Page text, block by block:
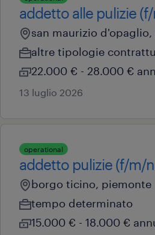
addetto alle pulizie
san maurizio
altre tipologie
22.000 € - 28.000 €
13 luglio 2026
operational
addetto pulizie (f/m/
borgo ticino, piemonte
tempo determinato
15.000 € - 18.000 €